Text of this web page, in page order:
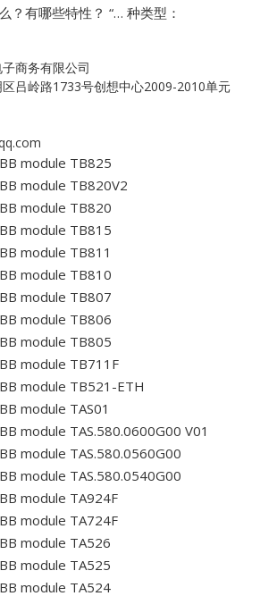
？有哪些特性？ “… 种类型：
商务有限公司
吕岭路1733号创想中心2009-2010单元
module TB825
module TB820V2
module TB820
module TB815
module TB811
module TB810
module TB807
module TB806
module TB805
module TB711F
module TB521-ETH
module TAS01
module TAS.580.0600G00 V01
module TAS.580.0560G00
module TAS.580.0540G00
module TA924F
module TA724F
module TA526
module TA525
module TA524